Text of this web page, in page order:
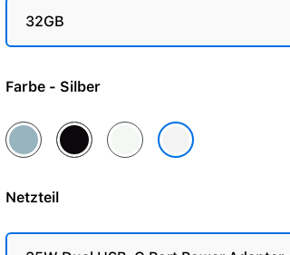
32GB
Farbe - Silber
HimmelblauMitternachtPolarsternSilber
Netzteil